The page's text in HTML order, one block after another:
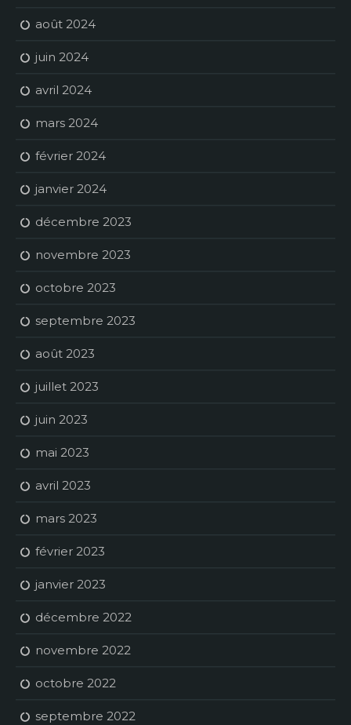
août 2024
juin 2024
avril 2024
mars 2024
février 2024
janvier 2024
décembre 2023
novembre 2023
octobre 2023
septembre 2023
août 2023
juillet 2023
juin 2023
mai 2023
avril 2023
mars 2023
février 2023
janvier 2023
décembre 2022
novembre 2022
octobre 2022
septembre 2022